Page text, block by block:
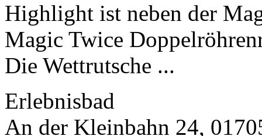
Highlight ist neben der
Magic Twice
Die Wettrutsche ...
Erlebnisbad
An der Kleinbahn 24,